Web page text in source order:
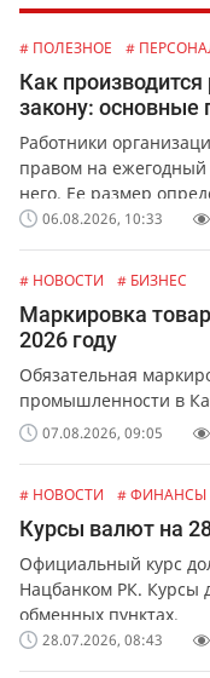
# ПОЛЕЗНОЕ #
Как производится
закону: основные
Работники
правом на
него. Ее размер
заработка сотрудника.
06.08.2026, 10:33
# НОВОСТИ # БИЗНЕС
Маркировка
2026 году
Обязательная
промышленности в
07.08.2026, 09:05
# НОВОСТИ # ФИНАНСЫ
Курсы валют на
Официальный курс
Нацбанком РК. Курсы
обменных пунктах.
28.07.2026, 08:43